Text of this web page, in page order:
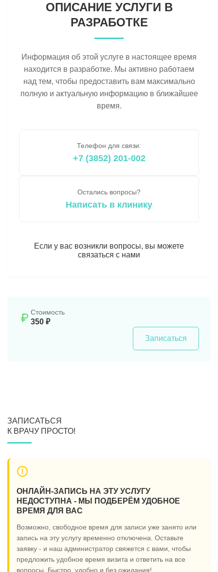
ОПИСАНИЕ УСЛУГИ В
РАЗРАБОТКЕ
Информация об этой услуге в настоящее время
находится в разработке. Мы активно работаем
над тем, чтобы предоставить вам максимально
полную и актуальную информацию в ближайшее
время.
Телефон для связи:
+7 (3852) 201-002
Остались вопросы?
Написать в клинику
Если у вас возникли вопросы, вы можете
связаться с нами
Стоимость
350 ₽
Записаться
ЗАПИСАТЬСЯ
К ВРАЧУ ПРОСТО!
ОНЛАЙН-ЗАПИСЬ НА ЭТУ УСЛУГУ
НЕДОСТУПНА - МЫ ПОДБЕРЁМ УДОБНОЕ
ВРЕМЯ ДЛЯ ВАС
Возможно, свободное время для записи уже занято или
запись на эту услугу временно отключена. Оставьте
заявку - и наш администратор свяжется с вами, чтобы
предложить удобное время визита и ответить на все
вопросы. Быстро, удобно и без ожидания!